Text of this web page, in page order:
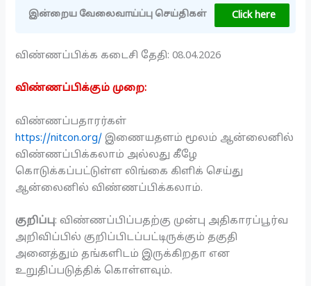
இன்றைய வேலைவாய்ப்பு செய்திகள் Click here
விண்ணப்பிக்க கடைசி தேதி: 08.04.2026
விண்ணப்பிக்கும் முறை:
விண்ணப்பதாரர்கள்
https://nitcon.org/ இணையதளம் மூலம் ஆன்லைனில்
விண்ணப்பிக்கலாம் அல்லது கீழே
கொடுக்கப்பட்டுள்ள லிங்கை கிளிக் செய்து
ஆன்லைனில் விண்ணப்பிக்கலாம்.
குறிப்பு: விண்ணப்பிப்பதற்கு முன்பு அதிகாரப்பூர்வ
அறிவிப்பில் குறிப்பிடப்பட்டிருக்கும் தகுதி
அனைத்தும் தங்களிடம் இருக்கிறதா என
உறுதிப்படுத்திக் கொள்ளவும்.